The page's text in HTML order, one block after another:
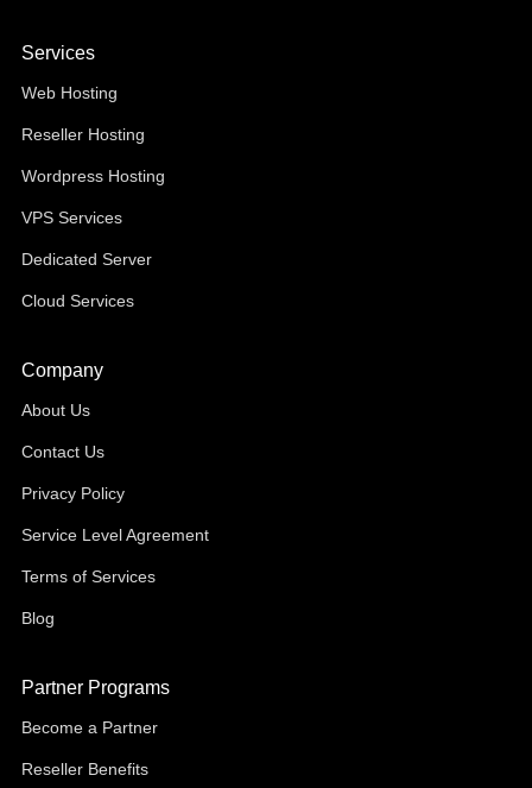
Services
Web Hosting
Reseller Hosting
Wordpress Hosting
VPS Services
Dedicated Server
Cloud Services
Company
About Us
Contact Us
Privacy Policy
Service Level Agreement
Terms of Services
Blog
Partner Programs
Become a Partner
Reseller Benefits